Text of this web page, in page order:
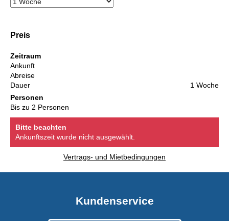
Preis
Zeitraum
Ankunft
Abreise
Dauer
1 Woche
Personen
Bis zu 2 Personen
Bitte beachten
Ankunftszeit wurde nicht ausgewählt.
Vertrags- und Mietbedingungen
Kundenservice